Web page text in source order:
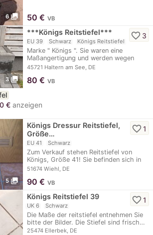
6 photo_library 50 € VB
3 photo_library
***Königs Reitstiefel***
EU 39 Schwarz Königs Reitstiefel
Marke " Königs ". Sie waren eine
Maßangertigung und werden wegen
Turnieraufgabe…
45721 Haltern am See, DE
favorite_border 3
80 € VB
€ anzeigen
5 photo_library
Königs Dressur Reitstiefel,
Größe…
EU 41 Schwarz
Zum Verkauf stehen Reitstiefel von
Königs, Größe 41! Sie befinden sich in
einem…
51674 Wiehl, DE
favorite_border1
90 € VB
Königs Reitstiefel 39
UK 6 Schwarz
Die Maße der reitstiefel entnehmen Sie
bitte der Bilder. Die Stiefel sind frisch…
25474 Ellerbek, DE
favorite_border1